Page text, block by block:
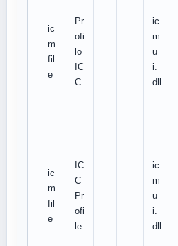
ic
m
fil
e
Pr
ofi
lo
IC
C
ic
m
u
i.
dll
ic
m
fil
e
IC
C
Pr
ofi
le
ic
m
u
i.
dll